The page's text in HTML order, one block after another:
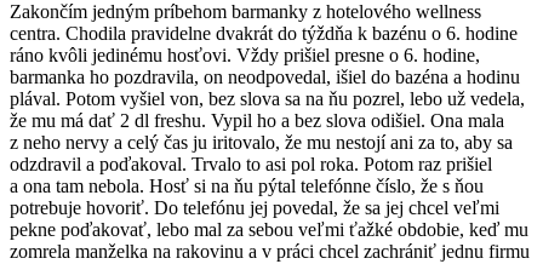
Zakončím jedným príbehom barmanky z hotelového wellness
centra. Chodila pravidelne dvakrát do týždňa k bazénu o 6. hodine
ráno kvôli jedinému hosťovi. Vždy prišiel presne o 6. hodine,
barmanka ho pozdravila, on neodpovedal, išiel do bazéna a hodinu
plával. Potom vyšiel von, bez slova sa na ňu pozrel, lebo už vedela,
že mu má dať 2 dl freshu. Vypil ho a bez slova odišiel. Ona mala
z neho nervy a celý čas ju iritovalo, že mu nestojí ani za to, aby sa
odzdravil a poďakoval. Trvalo to asi pol roka. Potom raz prišiel
a ona tam nebola. Hosť si na ňu pýtal telefónne číslo, že s ňou
potrebuje hovoriť. Do telefónu jej povedal, že sa jej chcel veľmi
pekne poďakovať, lebo mal za sebou veľmi ťažké obdobie, keď mu
zomrela manželka na rakovinu a v práci chcel zachrániť jednu firmu